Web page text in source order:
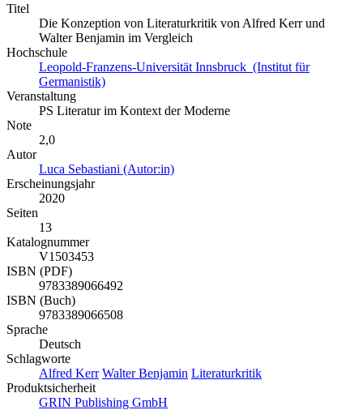
Titel
Die Konzeption von Literaturkritik von Alfred Kerr und
Walter Benjamin im Vergleich
Hochschule
Leopold-Franzens-Universität Innsbruck (Institut für
Germanistik)
Veranstaltung
PS Literatur im Kontext der Moderne
Note
2,0
Autor
Luca Sebastiani (Autor:in)
Erscheinungsjahr
2020
Seiten
13
Katalognummer
V1503453
ISBN (PDF)
9783389066492
ISBN (Buch)
9783389066508
Sprache
Deutsch
Schlagworte
Alfred Kerr Walter Benjamin Literaturkritik
Produktsicherheit
GRIN Publishing GmbH